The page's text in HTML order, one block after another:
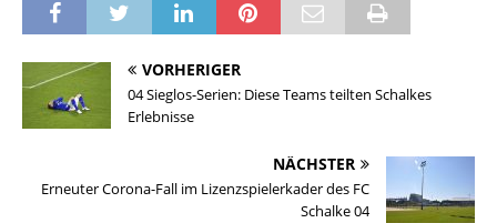
VORHERIGER
04 Sieglos-Serien: Diese Teams teilten Schalkes
Erlebnisse
NÄCHSTER
Erneuter Corona-Fall im Lizenzspielerkader des FC
Schalke 04